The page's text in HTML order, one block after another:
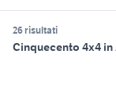
26 risultati
Cinquecento 4x4